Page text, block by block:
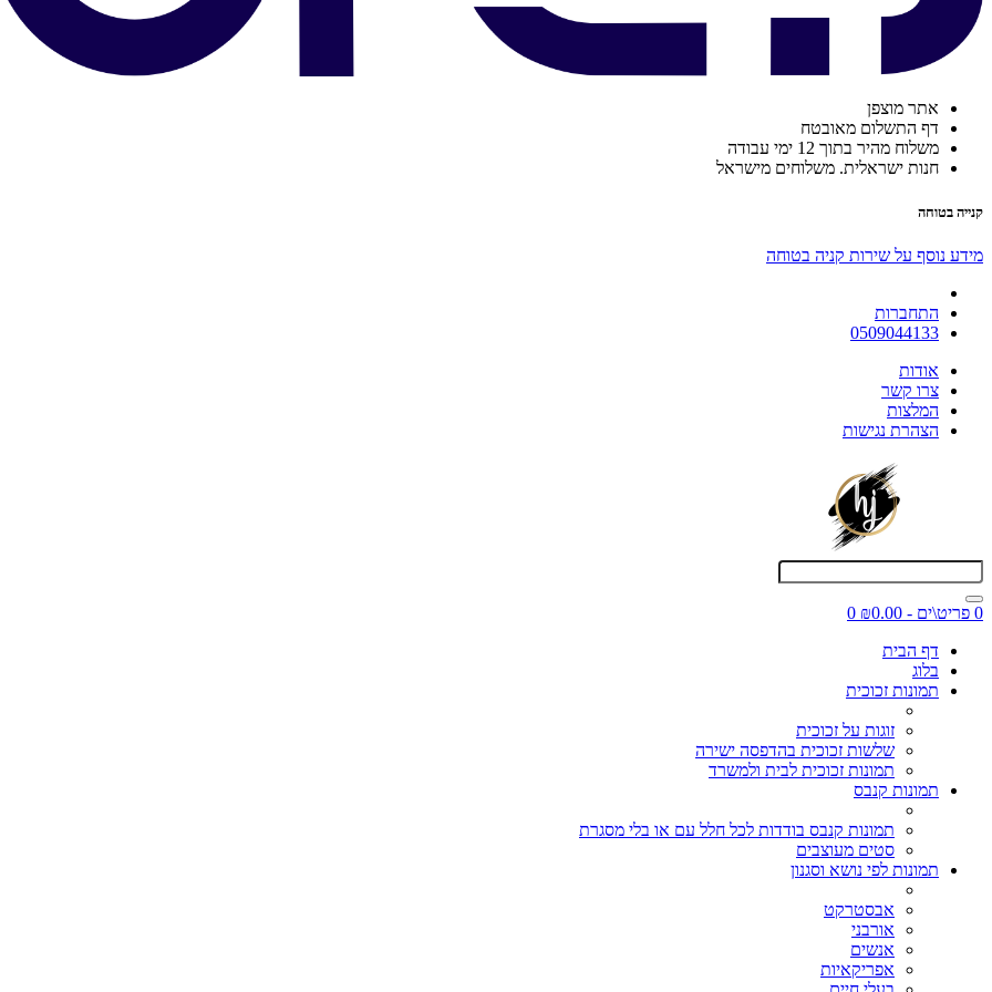
אתר מוצפן
דף התשלום מאובטח
משלוח מהיר בתוך 12 ימי עבודה
חנות ישראלית. משלוחים מישראל
קנייה בטוחה
מידע נוסף על שירות קניה בטוחה
התחברות
0509044133
אודות
צרו קשר
המלצות
הצהרת נגישות
0 פריט\ים - ₪0.00
0
דף הבית
בלוג
תמונות זכוכית
זוגות על זכוכית
שלשות זכוכית בהדפסה ישירה
תמונות זכוכית לבית ולמשרד
תמונות קנבס
תמונות קנבס בודדות לכל חלל עם או בלי מסגרת
סטים מעוצבים
תמונות לפי נושא וסגנון
אבסטרקט
אורבני
אנשים
אפריקאיות